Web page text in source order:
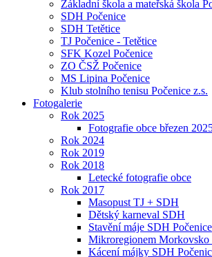
Základní škola a mateřská škola
SDH Počenice
SDH Tetětice
TJ Počenice - Tetětice
SFK Kozel Počenice
ZO ČSŽ Počenice
MS Lipina Počenice
Klub stolního tenisu Počenice z.s.
Fotogalerie
Rok 2025
Fotografie obce březen
Rok 2024
Rok 2019
Rok 2018
Letecké fotografie obce
Rok 2017
Masopust TJ + SDH
Dětský karneval SDH
Stavění máje SDH Počenice
Mikroregionem Morkovsko
Kácení májky SDH